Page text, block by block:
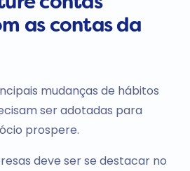
as contas da
mudanças de hábitos
ser adotadas para
prospere.
deve ser se destacar no